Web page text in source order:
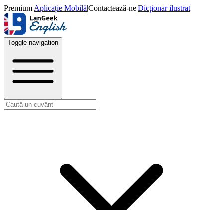
Premium|Aplicație Mobilă|Contactează-ne|Dicționar ilustrat
Toggle navigation